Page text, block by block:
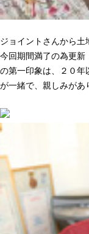
ジョイントさんから
今回期間満了の為更新
の第一印象は、２０年
が一緒で、親しみがあ